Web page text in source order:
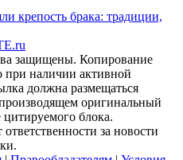
крепость брака: традиции,
защищены. Копирование
при наличии активной
должна размещаться
оригинальный
блока.
за новости